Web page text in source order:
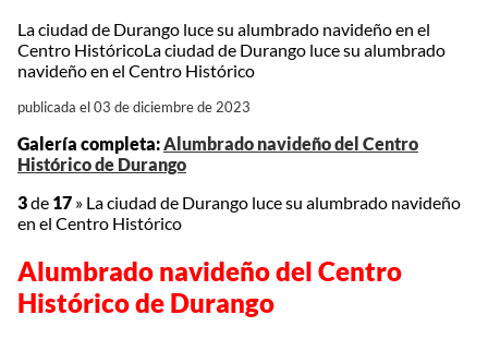
La ciudad de Durango luce su alumbrado navideño en el
Centro HistóricoLa ciudad de Durango luce su alumbrado
navideño en el Centro Histórico
publicada el 03 de diciembre de 2023
Galería completa:Alumbrado navideño del Centro
Histórico de Durango
3de 17 » La ciudad de Durango luce su alumbrado navideño
en el Centro Histórico
Alumbrado navideño del Centro
Histórico de Durango